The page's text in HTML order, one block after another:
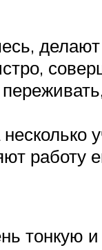
работу
тонкую